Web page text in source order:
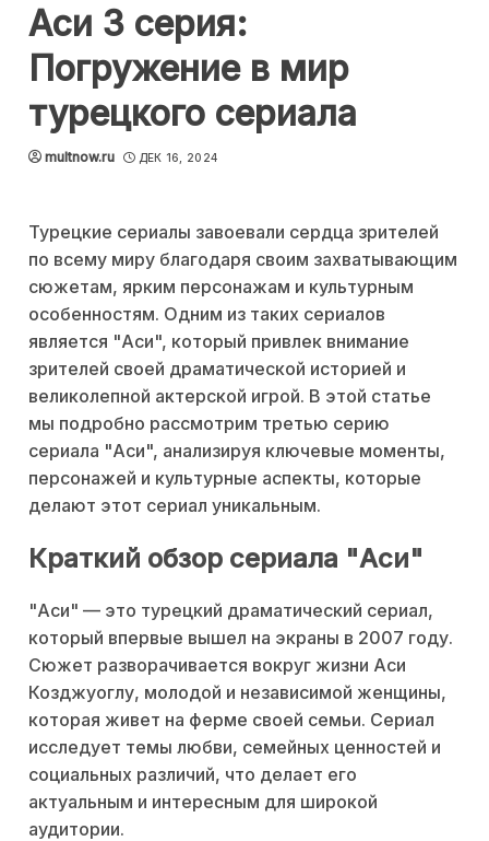
Аси 3 серия:
Погружение в мир
турецкого сериала
multnow.ru ДЕК 16, 2024
Турецкие сериалы завоевали сердца зрителей
по всему миру благодаря своим захватывающим
сюжетам, ярким персонажам и культурным
особенностям. Одним из таких сериалов
является "Аси", который привлек внимание
зрителей своей драматической историей и
великолепной актерской игрой. В этой статье
мы подробно рассмотрим третью серию
сериала "Аси", анализируя ключевые моменты,
персонажей и культурные аспекты, которые
делают этот сериал уникальным.
Краткий обзор сериала "Аси"
"Аси" — это турецкий драматический сериал,
который впервые вышел на экраны в 2007 году.
Сюжет разворачивается вокруг жизни Аси
Козджуоглу, молодой и независимой женщины,
которая живет на ферме своей семьи. Сериал
исследует темы любви, семейных ценностей и
социальных различий, что делает его
актуальным и интересным для широкой
аудитории.